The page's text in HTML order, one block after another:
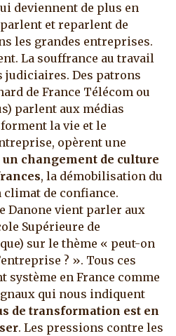
deviennent de plus en
et reparlent de
les grandes entreprises.
La souffrance au travail
judiciaires. Des patrons
de France Télécom ou
parlent aux médias
la vie et le
opèrent une
un changement de culture
, la démobilisation du
de confiance.
Danone vient parler aux
Supérieure de
sur le thème « peut-on
? ». Tous ces
système en France comme
qui nous indiquent
de transformation est en
. Les pressions contre les